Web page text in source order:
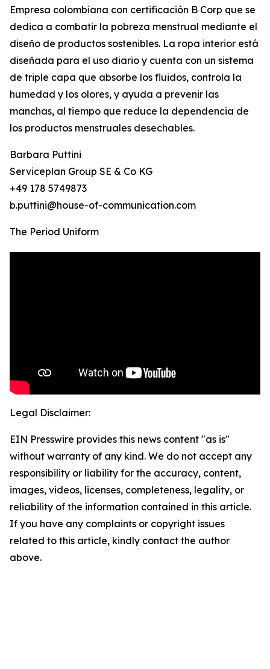
Empresa colombiana con certificación B Corp que se
dedica a combatir la pobreza menstrual mediante el
diseño de productos sostenibles. La ropa interior está
diseñada para el uso diario y cuenta con un sistema
de triple capa que absorbe los fluidos, controla la
humedad y los olores, y ayuda a prevenir las
manchas, al tiempo que reduce la dependencia de
los productos menstruales desechables.
Barbara Puttini
Serviceplan Group SE & Co KG
+49 178 5749873
b.puttini@house-of-communication.com
The Period Uniform
Legal Disclaimer:
EIN Presswire provides this news content "as is"
without warranty of any kind. We do not accept any
responsibility or liability for the accuracy, content,
images, videos, licenses, completeness, legality, or
reliability of the information contained in this article.
If you have any complaints or copyright issues
related to this article, kindly contact the author
above.